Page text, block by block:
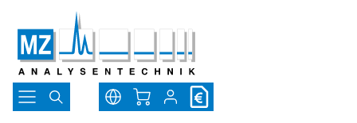
Direkt zum Inhalt
Warenkorb